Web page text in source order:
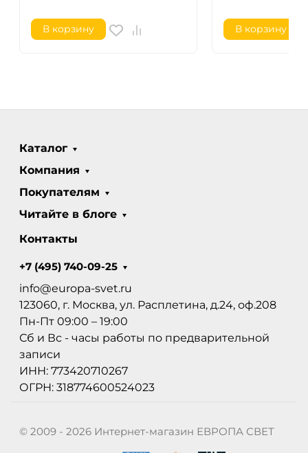
В корзину В корзину
Каталог
Компания
Покупателям
Читайте в блоге
Контакты
+7 (495) 740-09-25
info@europa-svet.ru
123060, г. Москва, ул. Расплетина, д.24, оф.208
Пн-Пт 09:00 – 19:00
Сб и Вс - часы работы по предварительной
записи
ИНН: 773420710267
ОГРН: 318774600524023
© 2009 - 2026 Интернет-магазин ЕВРОПА СВЕТ